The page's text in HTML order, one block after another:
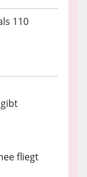
110
fliegt